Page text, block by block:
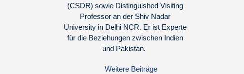
(CSDR) sowie Distinguished Visiting
Professor an der Shiv Nadar
University in Delhi NCR. Er ist Experte
für die Beziehungen zwischen Indien
und Pakistan.
Weitere Beiträge